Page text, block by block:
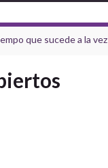
que sucede a la vez